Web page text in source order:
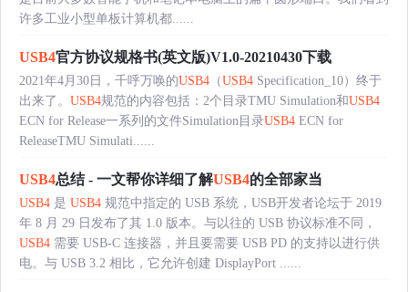
许多工业小型单板计算机都......
USB4官方协议规格书(英文版)V1.0-20210430下载
2021年4月30日，千呼万唤的USB4 （USB4 Specification_10）终于
出来了。 USB4规范的内容包括：2个目录TMU Simulation和USB4
ECN for Release一系列的文件Simulation目录USB4 ECN for
ReleaseTMU Simulati......
USB4总结 - 一文帮你详细了解USB4的全部家当
USB4 是 USB4 规范中指定的 USB 系统，USB开发者论坛于 2019
年 8 月 29 日发布了其 1.0 版本。与以往的 USB 协议标准不同，
USB4 需要 USB-C 连接器，并且要需要 USB PD 的支持以进行供
电。与 USB 3.2 相比，它允许创建 DisplayPort ......